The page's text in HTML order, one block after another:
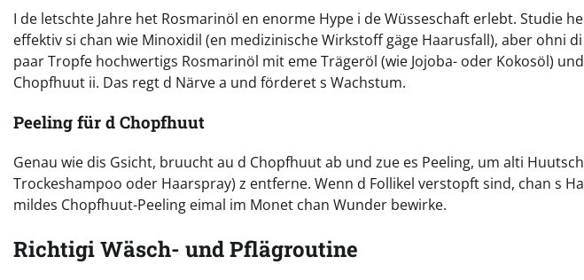
I de letschte Jahre het Rosmarinöl en enorme Hype i de Wüsseschaft erlebt. Studie
effektiv si chan wie Minoxidil (en medizinische Wirkstoff gäge Haarusfall), aber ohni
paar Tropfe hochwertigs Rosmarinöl mit eme Trägeröl (wie Jojoba- oder Kokosöl)
Chopfhuut ii. Das regt d Närve a und förderet s Wachstum.
Peeling für d Chopfhuut
Genau wie dis Gsicht, bruucht au d Chopfhuut ab und zue es Peeling, um alti
Trockeshampoo oder Haarspray) z entferne. Wenn d Follikel verstopft sind, chan s
mildes Chopfhuut-Peeling eimal im Monet chan Wunder bewirke.
Richtigi Wäsch- und Pflägroutine